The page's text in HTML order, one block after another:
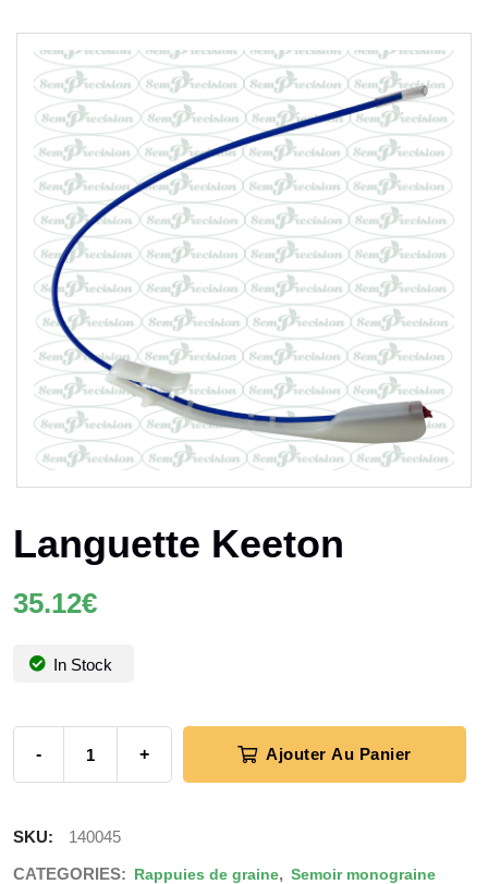
Languette Keeton
35.12€
In Stock
- + Ajouter Au Panier
SKU:
140045
CATEGORIES: Rappuies de graine, Semoir monograine